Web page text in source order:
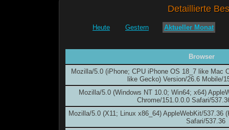
Detaillierte
Heute Gestern Aktueller Monat
Browser
Mozilla/5.0 (iPhone; CPU iPhone OS 18_7 like Mac
like Gecko) Version/26.6 Mobile/
Mozilla/5.0 (Windows NT 10.0; Win64; x64)
Chrome/151.0.0.0 Safari/
Mozilla/5.0 (X11; Linux x86_64) AppleWebKit/537.36
Safari/537.36